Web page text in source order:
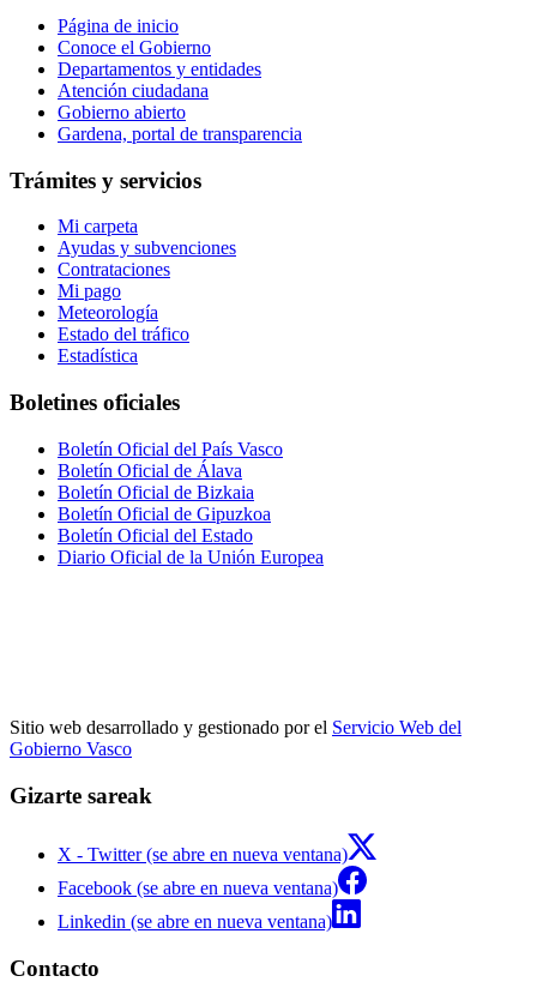
Página de inicio
Conoce el Gobierno
Departamentos y entidades
Atención ciudadana
Gobierno abierto
Gardena, portal de transparencia
Trámites y servicios
Mi carpeta
Ayudas y subvenciones
Contrataciones
Mi pago
Meteorología
Estado del tráfico
Estadística
Boletines oficiales
Boletín Oficial del País Vasco
Boletín Oficial de Álava
Boletín Oficial de Bizkaia
Boletín Oficial de Gipuzkoa
Boletín Oficial del Estado
Diario Oficial de la Unión Europea
Sitio web desarrollado y gestionado por el Servicio Web del
Gobierno Vasco
Gizarte sareak
X - Twitter (se abre en nueva ventana)
Facebook (se abre en nueva ventana)
Linkedin (se abre en nueva ventana)
Contacto